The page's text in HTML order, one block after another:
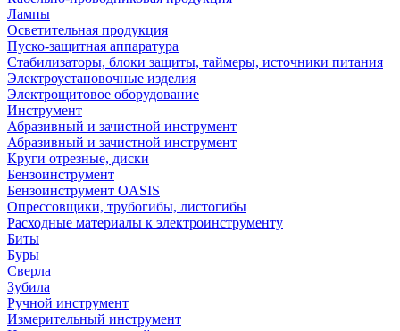
Лампы
Осветительная продукция
Пуско-защитная аппаратура
Стабилизаторы, блоки защиты, таймеры, источники питания
Электроустановочные изделия
Электрощитовое оборудование
Инструмент
Абразивный и зачистной инструмент
Абразивный и зачистной инструмент
Круги отрезные, диски
Бензоинструмент
Бензоинструмент OASIS
Опрессовщики, трубогибы, листогибы
Расходные материалы к электроинструменту
Биты
Буры
Сверла
Зубила
Ручной инструмент
Измерительный инструмент